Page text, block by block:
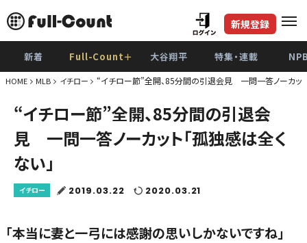
新規登録
新着 Full-Count＋ 大谷翔平 特集・連載
HOME MLB イチロー “イチロー節”全開、85分間の引退会見 一問一答ノーカット
“イチロー節”全開、85分間の引退会
見 一問一答ノーカット「孤独感は全く
ない」
イチロー 2019.03.22 2020.03.21
「本当に妻と一弓には感謝の思いしかないですね」